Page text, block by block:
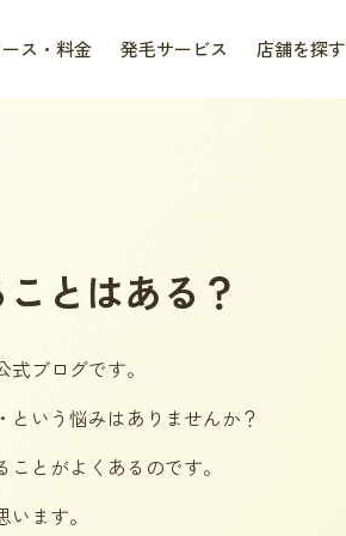
ース・料金 発毛サービス 店舗を探す
とはある？
ブログです。
いう悩みはありませんか？
とがよくあるのです。
ます。